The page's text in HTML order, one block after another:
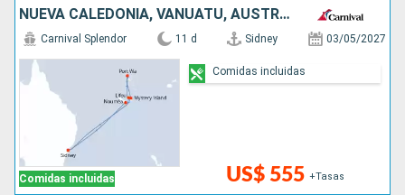
NUEVA CALEDONIA, VANUATU, AUSTRALIA
Comidas incluidas
Carnival Splendor 11 d Sidney 03/05/2027
US$ 555 +Tasas
Comidas incluidas